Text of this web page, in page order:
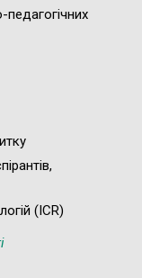
педагогічних
(ICR)